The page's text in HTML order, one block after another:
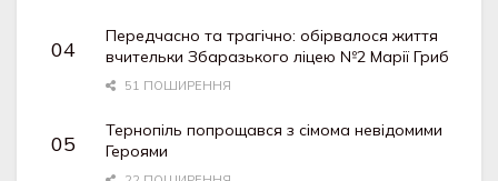
Передчасно та трагічно: обірвалося життя
вчительки Збаразького ліцею №2 Марії Гриб
51 ПОШИРЕННЯ
Тернопіль попрощався з сімома невідомими
Героями